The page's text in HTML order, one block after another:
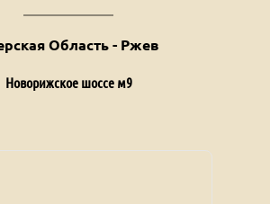
Область - Ржев
Новорижское шоссе м9